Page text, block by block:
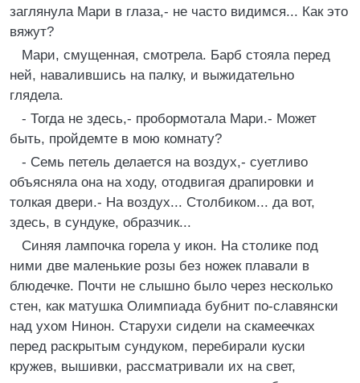
заглянула Мари в глаза,- не часто видимся... Как это
вяжут?
Мари, смущенная, смотрела. Барб стояла перед
ней, навалившись на палку, и выжидательно
глядела.
- Тогда не здесь,- пробормотала Мари.- Может
быть, пройдемте в мою комнату?
- Семь петель делается на воздух,- суетливо
объясняла она на ходу, отодвигая драпировки и
толкая двери.- На воздух... Столбиком... да вот,
здесь, в сундуке, образчик...
Синяя лампочка горела у икон. На столике под
ними две маленькие розы без ножек плавали в
блюдечке. Почти не слышно было через несколько
стен, как матушка Олимпиада бубнит по-славянски
над ухом Нинон. Старухи сидели на скамеечках
перед раскрытым сундуком, перебирали куски
кружев, вышивки, рассматривали их на свет,